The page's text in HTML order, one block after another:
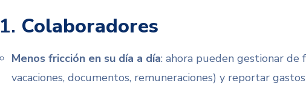
1. Colaboradores
Menos fricción en su día a día: ahora pueden gestionar de
vacaciones, documentos, remuneraciones) y reportar